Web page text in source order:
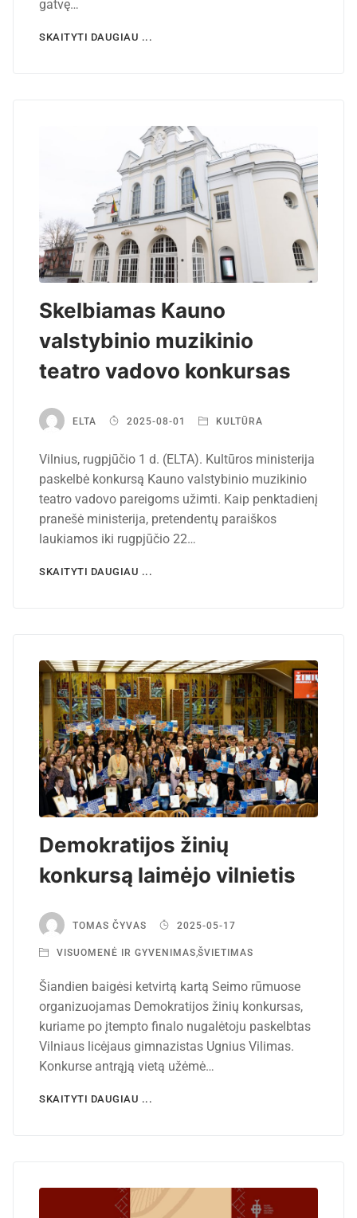
gatvę…
SKAITYTI DAUGIAU ...
Skelbiamas Kauno
valstybinio muzikinio
teatro vadovo konkursas
ELTA 2025-08-01 KULTŪRA
Vilnius, rugpjūčio 1 d. (ELTA). Kultūros ministerija
paskelbė konkursą Kauno valstybinio muzikinio
teatro vadovo pareigoms užimti. Kaip penktadienį
pranešė ministerija, pretendentų paraiškos
laukiamos iki rugpjūčio 22…
SKAITYTI DAUGIAU ...
Demokratijos žinių
konkursą laimėjo vilnietis
TOMAS ČYVAS 2025-05-17
VISUOMENĖ IR GYVENIMAS,ŠVIETIMAS
Šiandien baigėsi ketvirtą kartą Seimo rūmuose
organizuojamas Demokratijos žinių konkursas,
kuriame po įtempto finalo nugalėtoju paskelbtas
Vilniaus licėjaus gimnazistas Ugnius Vilimas.
Konkurse antrąją vietą užėmė…
SKAITYTI DAUGIAU ...